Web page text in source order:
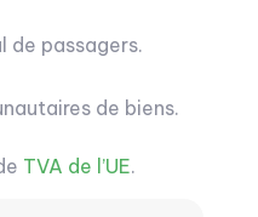
de passagers.
de biens.
TVA de l’UE.